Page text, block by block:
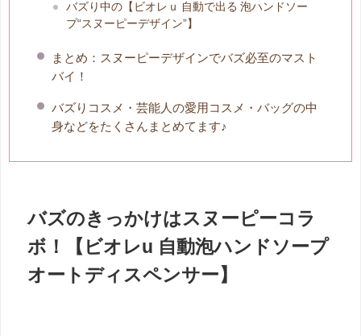
バズり中の【ビオレｕ 自動で出る 泡ハンドソー
プ“スヌーピーデザイン”】
まとめ：スヌーピーデザインでバズ必至のマスト
バイ！
バズりコスメ・芸能人の愛用コスメ・バッグの中
身などをたくさんまとめてます♪
バズのきっかけはスヌーピーコラ
ボ！【ビオレu 自動泡ハンドソープ
オートディスペンサー】